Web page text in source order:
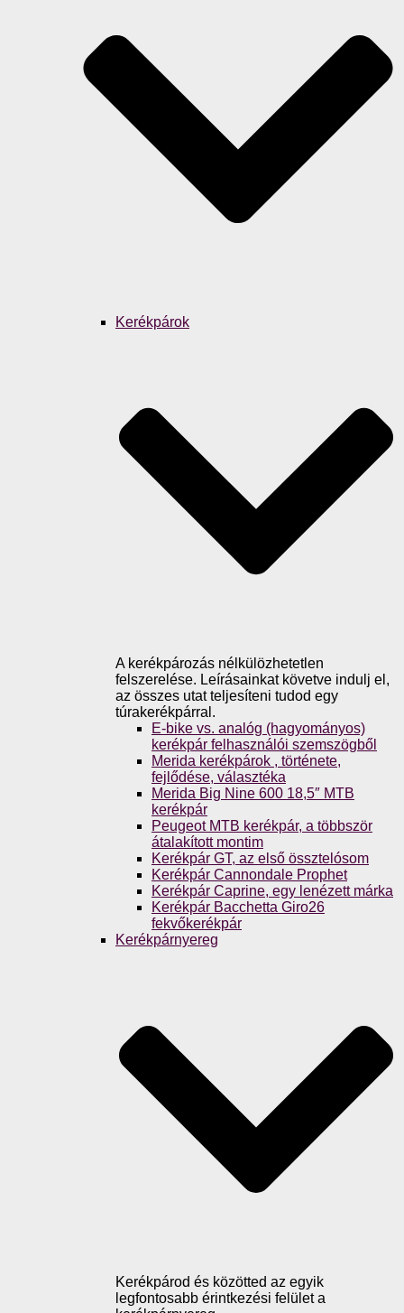
Kerékpárok
A kerékpározás nélkülözhetetlen
felszerelése. Leírásainkat követve indulj el,
az összes utat teljesíteni tudod egy
túrakerékpárral.
E-bike vs. analóg (hagyományos)
kerékpár felhasználói szemszögből
Merida kerékpárok , története,
fejlődése, választéka
Merida Big Nine 600 18,5″ MTB
kerékpár
Peugeot MTB kerékpár, a többször
átalakított montim
Kerékpár GT, az első össztelósom
Kerékpár Cannondale Prophet
Kerékpár Caprine, egy lenézett márka
Kerékpár Bacchetta Giro26
fekvőkerékpár
Kerékpárnyereg
Kerékpárod és közötted az egyik
legfontosabb érintkezési felület a